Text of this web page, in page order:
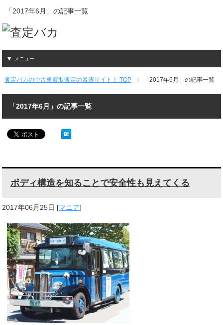
「2017年6月」の記事一覧
メニュー
査定バカの中古車買取査定の暴露サイト！ TOP 「2017年6月」の記事一覧
「2017年6月」の記事一覧
ボディ構造を知ることで安全性も見えてくる
2017年06月25日 [マニア]